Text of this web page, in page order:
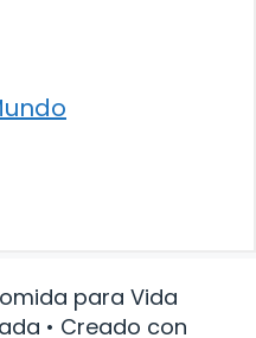
para Vida
• Creado con